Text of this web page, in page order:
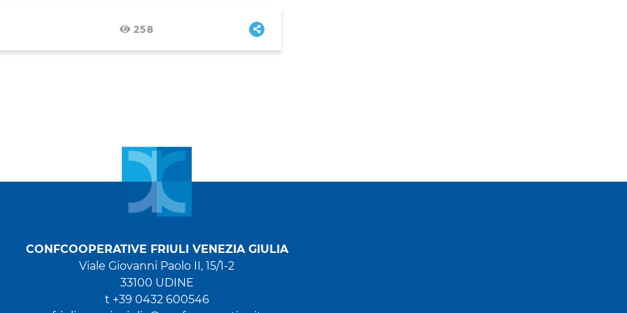
258
CONFCOOPERATIVE FRIULI VENEZIA GIULIA
Viale Giovanni Paolo II, 15/1-2
33100 UDINE
t +39 0432 600546